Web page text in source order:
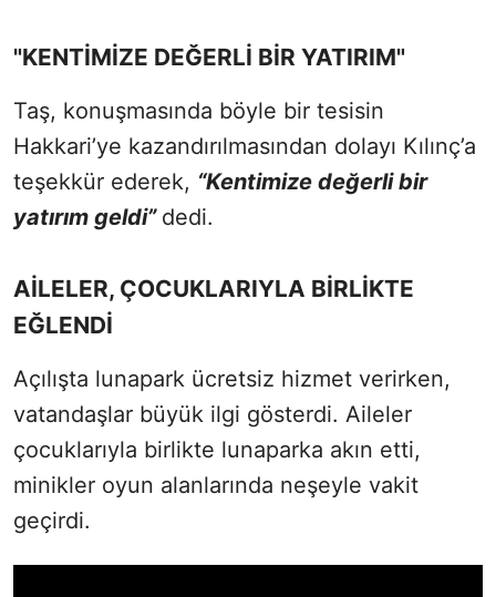
"KENTİMİZE DEĞERLİ BİR YATIRIM"
Taş, konuşmasında böyle bir tesisin
Hakkari’ye kazandırılmasından dolayı Kılınç’a
teşekkür ederek, “Kentimize değerli bir
yatırım geldi” dedi.
AİLELER, ÇOCUKLARIYLA BİRLİKTE
EĞLENDİ
Açılışta lunapark ücretsiz hizmet verirken,
vatandaşlar büyük ilgi gösterdi. Aileler
çocuklarıyla birlikte lunaparka akın etti,
minikler oyun alanlarında neşeyle vakit
geçirdi.